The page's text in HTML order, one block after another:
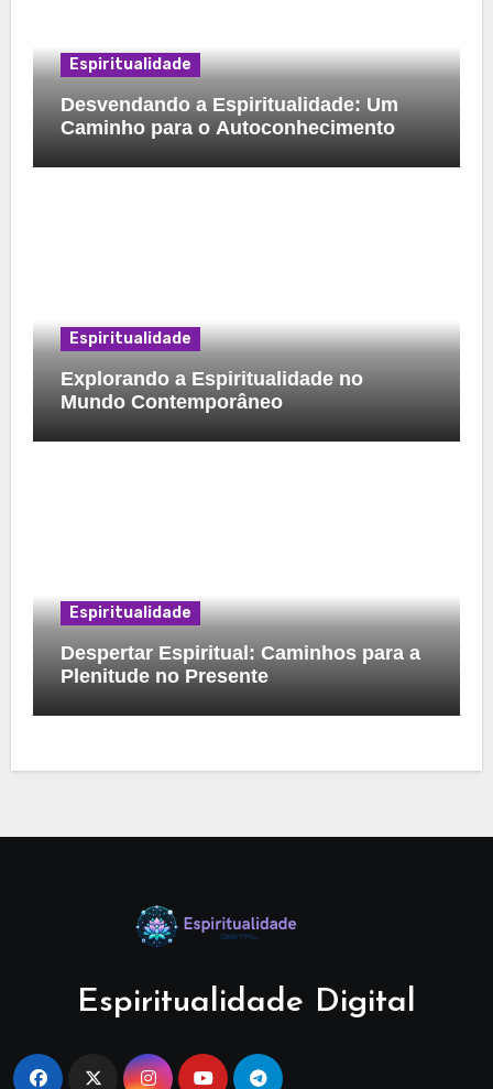
Espiritualidade
Desvendando a Espiritualidade: Um
Caminho para o Autoconhecimento
Espiritualidade
Explorando a Espiritualidade no
Mundo Contemporâneo
Espiritualidade
Despertar Espiritual: Caminhos para a
Plenitude no Presente
Espiritualidade Digital